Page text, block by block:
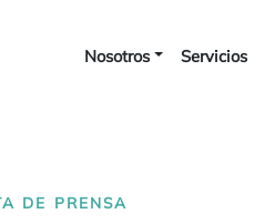
Nosotros Servicios
DE PRENSA